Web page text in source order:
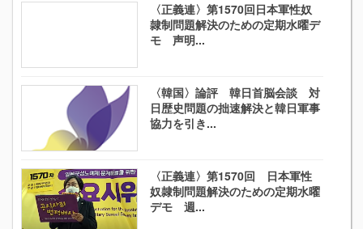
〈正義連〉第1570回日本軍性奴
隷制問題解決のための定期水曜デ
モ 声明...
〈韓国〉論評 韓日首脳会談 対
日歴史問題の拙速解決と韓日軍事
協力を引き...
〈正義連〉第1570回 日本軍性
奴隷制問題解決のための定期水曜
デモ 週...